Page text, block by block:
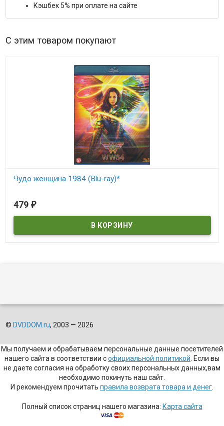
Кэшбек 5% при оплате на сайте
С этим товаром покупают
Чудо женщина 1984 (Blu-ray)*
479 ₽
© DVDDOM.ru, 2003 — 2026
Мы получаем и обрабатываем персональные данные посетителей
нашего сайта в соответствии софициальной политикой . Если вы
не даете согласия на обработку своих персональных данных,вам
необходимо покинуть наш сайт.
И рекомендуем прочитать правила возврата товара и денег
Полный список страниц нашего магазина: Карта сайта